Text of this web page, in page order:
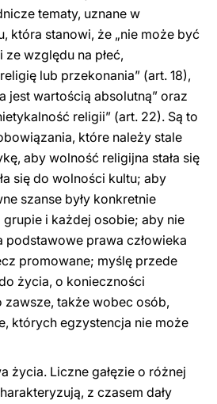
tematy, uznane w
która stanowi, że „nie może być
względu na płeć,
lub przekonania” (art. 18),
jest wartością absolutną” oraz
religii” (art. 22). Są to
które należy stale
aby wolność religijna stała się
się do wolności kultu; aby
szanse były konkretnie
i każdej osobie; aby nie
podstawowe prawa człowieka
promowane; myślę przede
życia, o konieczności
także wobec osób,
których egzystencja nie może
życia. Liczne gałęzie o różnej
z czasem dały